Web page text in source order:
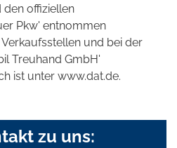
den offiziellen
Pkw' entnommen
und bei der
Treuhand GmbH'
ist unter www.dat.de.
zu uns: